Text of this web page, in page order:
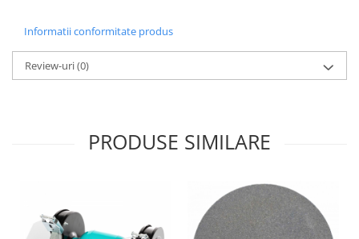
Zdrobitoare si teascuri
Teascuri
Masini de cusut si accesorii
Suflante si aspiratoare exterior
Informatii conformitate produs
Review-uri(0)
PRODUSE SIMILARE